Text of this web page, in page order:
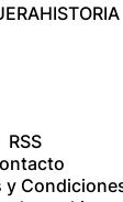
HISTORIA
RSS
y